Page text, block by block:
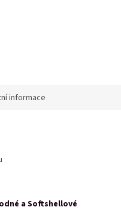
informace
a Softshellové